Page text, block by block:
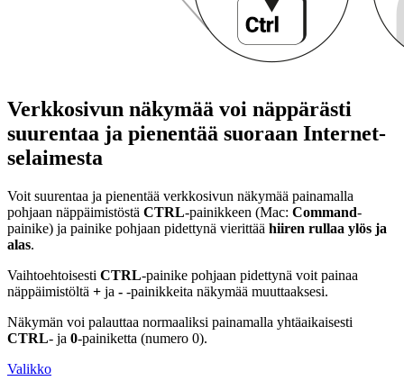
Verkkosivun näkymää voi näppärästi
suurentaa ja pienentää suoraan Internet-
selaimesta
Voit suurentaa ja pienentää verkkosivun näkymää painamalla
pohjaan näppäimistöstä CTRL-painikkeen (Mac: Command-
painike) ja painike pohjaan pidettynä vierittää hiiren rullaa ylös ja
alas.
Vaihtoehtoisesti CTRL-painike pohjaan pidettynä voit painaa
näppäimistöltä + ja - -painikkeita näkymää muuttaaksesi.
Näkymän voi palauttaa normaaliksi painamalla yhtäaikaisesti
CTRL- ja 0-painiketta (numero 0).
Valikko